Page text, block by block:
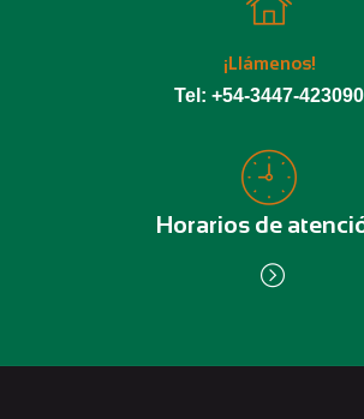
¡Llámenos!
Tel: +54-3447-423090
Horarios de